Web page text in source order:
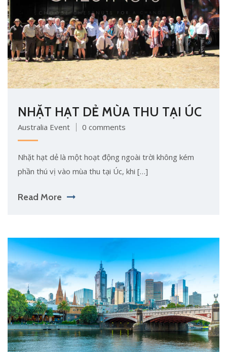
NHẶT HẠT DẺ MÙA THU TẠI ÚC
Australia Event 0 comments
Nhặt hạt dẻ là một hoạt động ngoài trời không kém
phần thú vị vào mùa thu tại Úc, khi […]
Read More